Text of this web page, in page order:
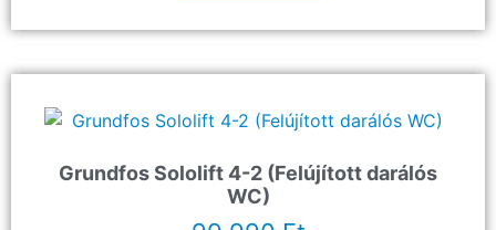
Grundfos Sololift 4-2 (Felújított darálós
WC)